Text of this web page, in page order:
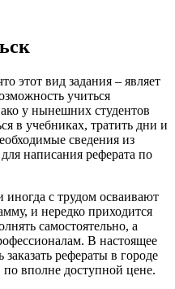
этот вид задания – являет
учиться
у нынешних студентов
в учебниках, тратить дни и
сведения из
написания реферата по
с трудом осваивают
и нередко приходится
самостоятельно, а
В настоящее
рефераты в городе
вполне доступной цене.